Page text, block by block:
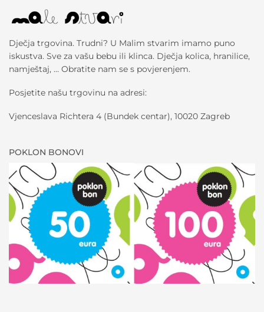
Dječja trgovina. Trudni? U Malim stvarim imamo puno
iskustva. Sve za vašu bebu ili klinca. Dječja kolica, hranilice,
namještaj, … Obratite nam se s povjerenjem.
Posjetite našu trgovinu na adresi:
Vjenceslava Richtera 4 (Bundek centar), 10020 Zagreb
POKLON BONOVI